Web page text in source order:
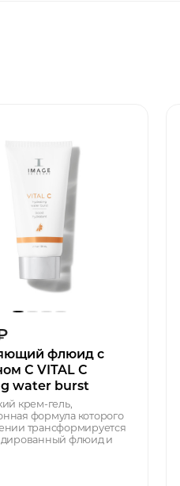
флюид с
С VITAL C
water burst
крем-гель,
формула которого
трансформируется
флюид и